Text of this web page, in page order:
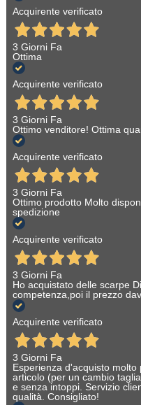
Acquirente verificato
3 Giorni Fa
Ottima
Acquirente verificato
3 Giorni Fa
Ottimo venditore! Ottima
Acquirente verificato
3 Giorni Fa
Ottimo prodotto Molto
spedizione
Acquirente verificato
3 Giorni Fa
Ho acquistato delle scarpe
competenza,poi il prezzo
Acquirente verificato
3 Giorni Fa
Esperienza d'acquisto
articolo (per un cambio
e senza intoppi. Servizio
qualità. Consigliato!